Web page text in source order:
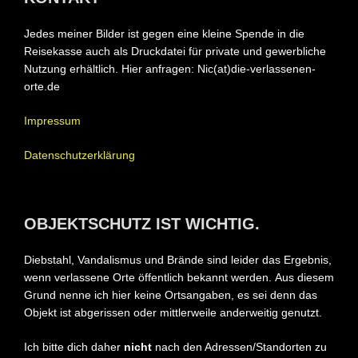
Jedes meiner Bilder ist gegen eine kleine Spende in die
Reisekasse auch als Druckdatei für private und gewerbliche
Nutzung erhältlich. Hier anfragen: Nic(at)die-verlassenen-
orte.de
Impressum
Datenschutzerklärung
OBJEKTSCHUTZ IST WICHTIG.
Diebstahl, Vandalismus und Brände sind leider das Ergebnis,
wenn verlassene Orte öffentlich bekannt werden. Aus diesem
Grund nenne ich hier keine Ortsangaben, es sei denn das
Objekt ist abgerissen oder mittlerweile anderweitig genutzt.
Ich bitte dich daher nicht nach den Adressen/Standorten zu